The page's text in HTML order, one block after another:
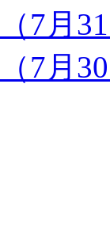
7月
7月